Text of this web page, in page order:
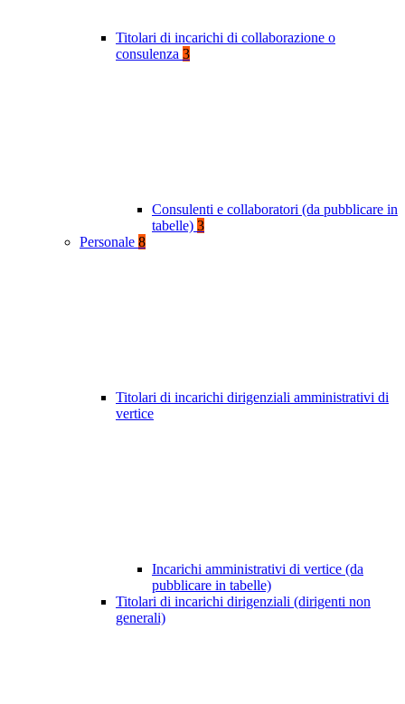
Titolari di incarichi di collaborazione o
consulenza 3
Consulenti e collaboratori (da pubblicare in
tabelle) 3
Personale 8
Titolari di incarichi dirigenziali amministrativi di
vertice
Incarichi amministrativi di vertice (da
pubblicare in tabelle)
Titolari di incarichi dirigenziali (dirigenti non
generali)